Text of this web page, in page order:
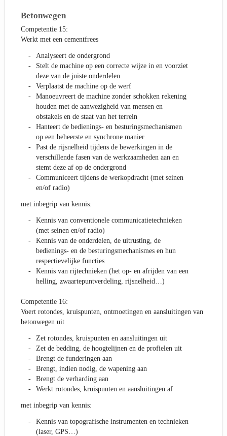
Betonwegen
Competentie 15:
Werkt met een cementfrees
Analyseert de ondergrond
Stelt de machine op een correcte wijze in en voorziet
deze van de juiste onderdelen
Verplaatst de machine op de werf
Manoeuvreert de machine zonder schokken rekening
houden met de aanwezigheid van mensen en
obstakels en de staat van het terrein
Hanteert de bedienings- en besturingsmechanismen
op een beheerste en synchrone manier
Past de rijsnelheid tijdens de bewerkingen in de
verschillende fasen van de werkzaamheden aan en
stemt deze af op de ondergrond
Communiceert tijdens de werkopdracht (met seinen
en/of radio)
met inbegrip van kennis:
Kennis van conventionele communicatietechnieken
(met seinen en/of radio)
Kennis van de onderdelen, de uitrusting, de
bedienings- en de besturingsmechanismes en hun
respectievelijke functies
Kennis van rijtechnieken (het op- en afrijden van een
helling, zwaartepuntverdeling, rijsnelheid…)
Competentie 16:
Voert rotondes, kruispunten, ontmoetingen en aansluitingen van
betonwegen uit
Zet rotondes, kruispunten en aansluitingen uit
Zet de bedding, de hoogtelijnen en de profielen uit
Brengt de funderingen aan
Brengt, indien nodig, de wapening aan
Brengt de verharding aan
Werkt rotondes, kruispunten en aansluitingen af
met inbegrip van kennis:
Kennis van topografische instrumenten en technieken
(laser, GPS…)